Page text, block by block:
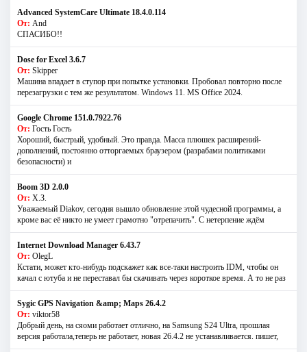
Advanced SystemCare Ultimate 18.4.0.114
От: And
СПАСИБО!!
Dose for Excel 3.6.7
От: Skipper
Машина впадает в ступор при попытке установки. Пробовал повторно после
перезагрузки с тем же результатом. Windows 11. MS Offiсe 2024.
Google Chrome 151.0.7922.76
От: Гость Гость
Хороший, быстрый, удобный. Это правда. Масса плюшек расширений-
дополнений, постоянно отторгаемых браузером (разрабами политиками
безопасности) и
Boom 3D 2.0.0
От: Х.З.
Уважаемый Diakov, сегодня вышло обновление этой чудесной программы, а
кроме вас её никто не умеет грамотно "отрепачить". С нетерпение ждём
Internet Download Manager 6.43.7
От: OlegL
Кстати, может кто-нибудь подскажет как все-таки настроить IDM, чтобы он
качал с ютуба и не переставал бы скачивать через короткое время. А то не раз
Sygic GPS Navigation &amp; Maps 26.4.2
От: viktor58
Добрый день, на сяоми работает отлично, на Samsung S24 Ultra, прошлая
версия работала,теперь не работает, новая 26.4.2 не устанавливается. пишет,